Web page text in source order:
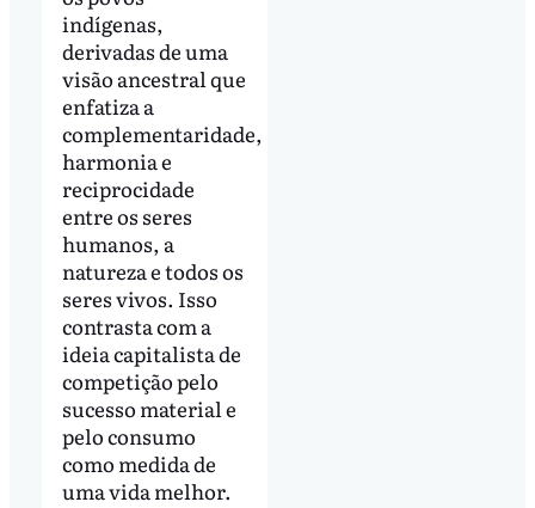
indígenas,
derivadas de uma
visão ancestral que
enfatiza a
complementaridade,
harmonia e
reciprocidade
entre os seres
humanos, a
natureza e todos os
seres vivos. Isso
contrasta com a
ideia capitalista de
competição pelo
sucesso material e
pelo consumo
como medida de
uma vida melhor.